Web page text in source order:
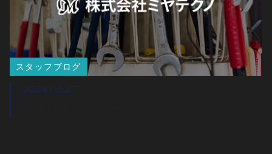
スタッフブログ
2024.05.27